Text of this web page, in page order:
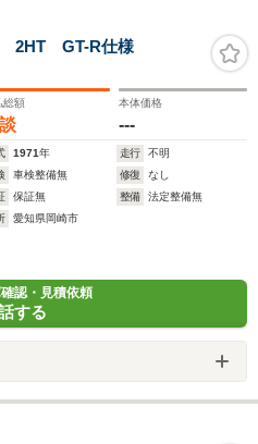
2HT GT-R仕様
総額 本体価格
---
1971年 走行
不明
車検整備無 修復
なし
保証無 整備
法定整備無
愛知県岡崎市
認・見積依頼
する